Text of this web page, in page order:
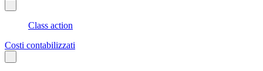
Class action
Costi contabilizzati